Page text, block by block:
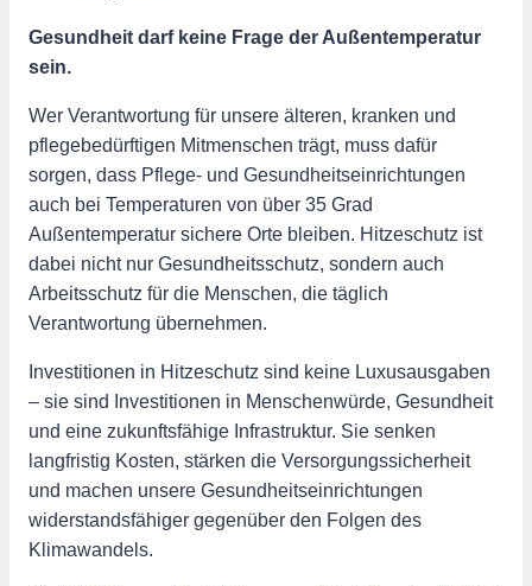
Gesundheit darf keine Frage der Außentemperatur
sein.
Wer Verantwortung für unsere älteren, kranken und
pflegebedürftigen Mitmenschen trägt, muss dafür
sorgen, dass Pflege- und Gesundheitseinrichtungen
auch bei Temperaturen von über 35 Grad
Außentemperatur sichere Orte bleiben. Hitzeschutz ist
dabei nicht nur Gesundheitsschutz, sondern auch
Arbeitsschutz für die Menschen, die täglich
Verantwortung übernehmen.
Investitionen in Hitzeschutz sind keine Luxusausgaben
– sie sind Investitionen in Menschenwürde, Gesundheit
und eine zukunftsfähige Infrastruktur. Sie senken
langfristig Kosten, stärken die Versorgungssicherheit
und machen unsere Gesundheitseinrichtungen
widerstandsfähiger gegenüber den Folgen des
Klimawandels.